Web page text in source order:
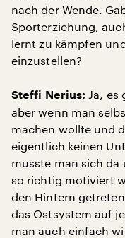
nach der Wende.
Sporterziehung,
lernt zu kämpfen
einzustellen?
Steffi Nerius: Ja, es
aber wenn man
machen wollte und
eigentlich keinen
musste man sich da
so richtig motiviert
den Hintern
das Ostsystem auf
man auch einfach